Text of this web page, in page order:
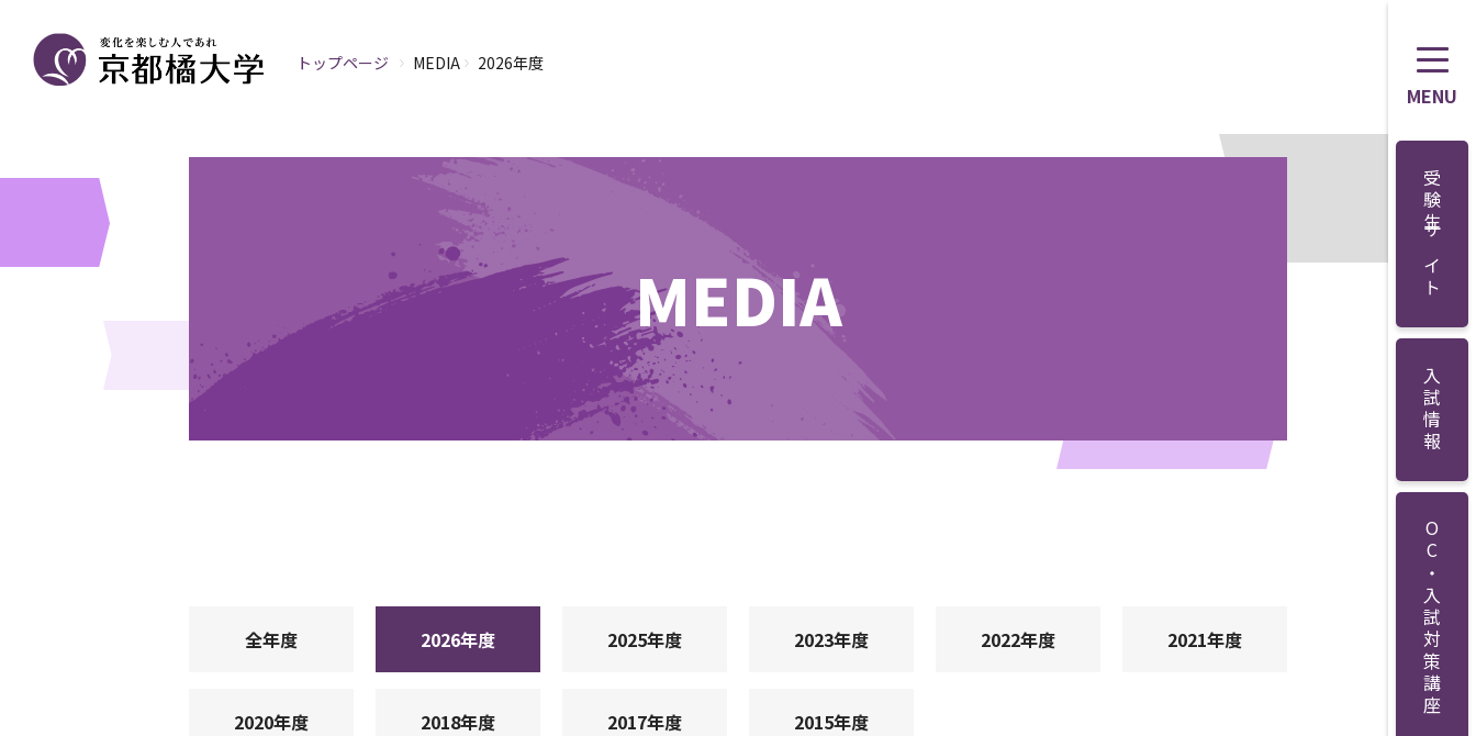
MENU
受験生サイト
入試情報
OC・入試対策講座
トップページ MEDIA 2026年度
MEDIA
全年度 2026年度 2025年度 2023年度 2022年度 2021年度
2020年度 2018年度 2017年度 2015年度